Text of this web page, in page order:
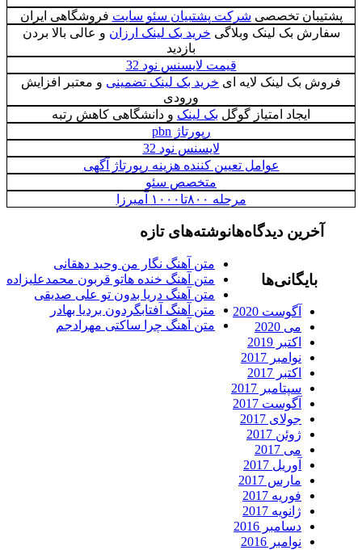
پشتیبان تخصصی شرکت پشتبیان سئو سایت فروشگاهی ایران
سفارش بک لینک وبلاگی خرید بک لینک ارزان و عالی بالا بردن
بازدید
قیمت لایسنس نود 32
فروش بک لینک لایه ای خرید بک لینک تضمینی و معتبر افزایش
ورودی
ایجاد امتیاز گوگل بک لینک و دانشگاهی کاهش رتبه
رپورتاژ pbn
لایسنس نود 32
عوامل تعیین کننده هزینه رپورتاژ آگهی
متخصص سئو
مرحله ۸۰۰تا۱۰۰۰ آمیرزا
نوشته‌های تازه
متن آهنگ نگار من وحید دهقانی
متن آهنگ خنده هاتو قربون محمدعلیزاده
متن آهنگ دریا بدون تو علی صدیقی
متن آهنگ آفتابگردون بردیا بهادر
متن آهنگ چرا ساکتی مهرادجم
آخرین دیدگاه‌ها
بایگانی‌ها
آگوست 2020
می 2020
اکتبر 2019
نوامبر 2017
اکتبر 2017
سپتامبر 2017
آگوست 2017
جولای 2017
ژوئن 2017
می 2017
آوریل 2017
مارس 2017
فوریه 2017
ژانویه 2017
دسامبر 2016
نوامبر 2016